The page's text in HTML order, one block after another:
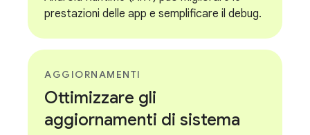
prestazioni delle app e semplificare il debug.
AGGIORNAMENTI
Ottimizzare gli
aggiornamenti di sistema